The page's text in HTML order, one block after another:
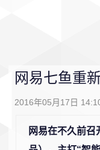
网易七鱼重
2016年05月17日
网易在不久前